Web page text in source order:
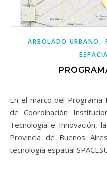
ARBOLADO URBANO ,
En el marco del Programa ImpaCT.AR de la Subsecretaría
de Coordinación
Tecnología e Innovación,
Provincia de Buenos
tecnología espacial